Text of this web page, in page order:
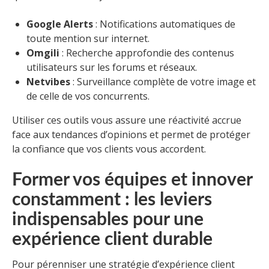
Google Alerts: Notifications automatiques de
toute mention sur internet.
Omgili : Recherche approfondie des contenus
utilisateurs sur les forums et réseaux.
Netvibes: Surveillance complète de votre image et
de celle de vos concurrents.
Utiliser ces outils vous assure une réactivité accrue
face aux tendances d’opinions et permet de protéger
la confiance que vos clients vous accordent.
Former vos équipes et innover
constamment : les leviers
indispensables pour une
expérience client durable
Pour pérenniser une stratégie d’expérience client